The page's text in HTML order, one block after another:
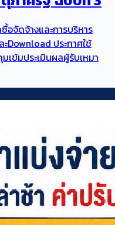
อจัดจ้างและการบริหาร
ประกาศใช้
เข้มประเมินผลผู้รับเหมา